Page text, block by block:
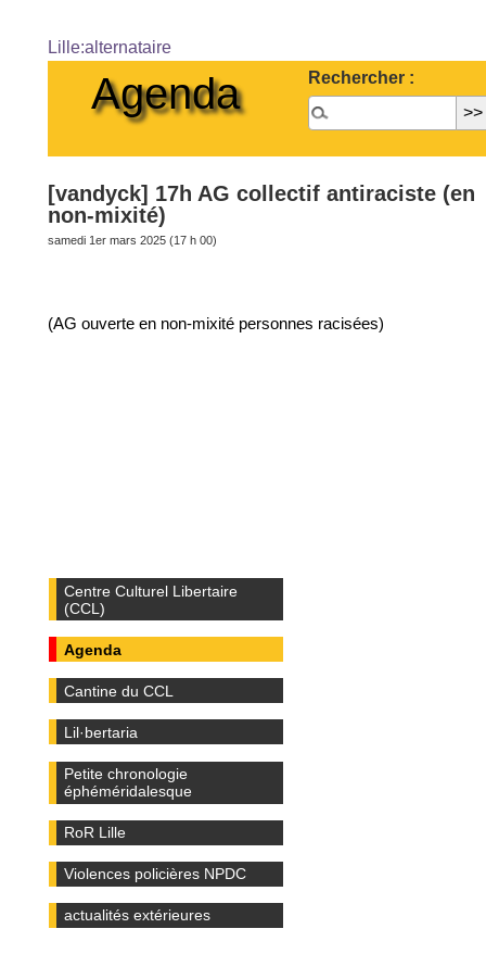
Lille:alternataire
Agenda Rechercher :
[vandyck] 17h AG collectif antiraciste (en
non-mixité)
samedi 1er mars 2025 (17 h 00)
(AG ouverte en non-mixité personnes racisées)
Centre Culturel Libertaire
(CCL)
Agenda
Cantine du CCL
Lil·bertaria
Petite chronologie
éphéméridalesque
RoR Lille
Violences policières NPDC
actualités extérieures